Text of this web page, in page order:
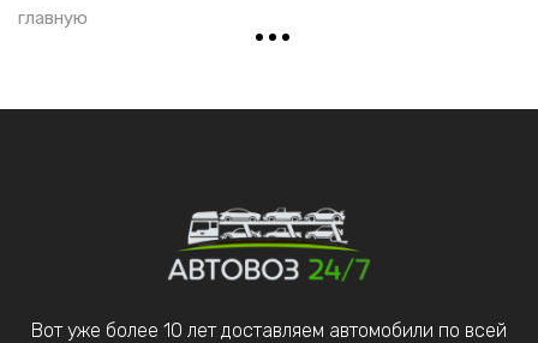
главную
Вот уже более 10 лет доставляем автомобили по всей